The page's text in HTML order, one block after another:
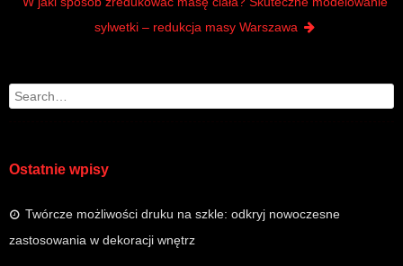
Search
Ostatnie wpisy
Twórcze możliwości druku na szkle: odkryj nowoczesne
zastosowania w dekoracji wnętrz
sylwetki – redukcja masy Warszawa